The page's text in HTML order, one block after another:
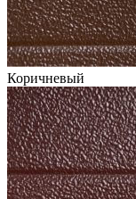
Коричневый